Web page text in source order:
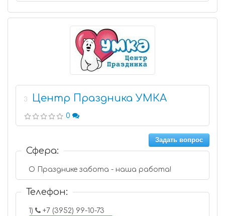
3 Центр Праздника УМКА
0
Задать вопрос
Сфера:
О Празднике забота - наша работа!
Телефон:
1)
+7 (3952) 99-10-73